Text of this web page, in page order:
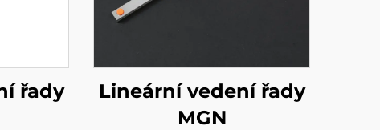
řady
Lineární vedení řady
MGN